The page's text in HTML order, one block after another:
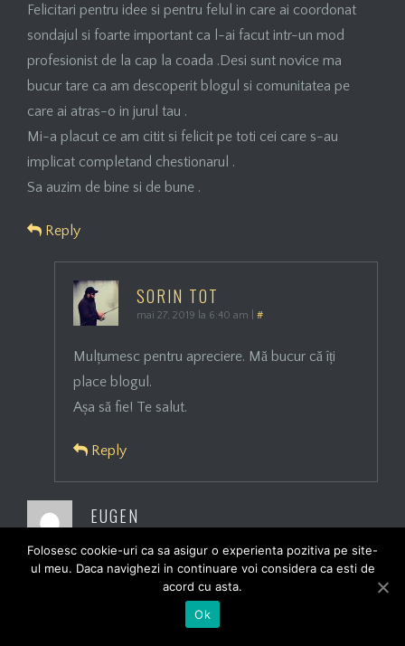
Felicitari pentru idee si pentru felul in care ai coordonat
sondajul si foarte important ca l-ai facut intr-un mod
profesionist de la cap la coada .Desi sunt novice ma
bucur tare ca am descoperit blogul si comunitatea pe
care ai atras-o in jurul tau .
Mi-a placut ce am citit si felicit pe toti cei care s-au
implicat completand chestionarul .
Sa auzim de bine si de bune .
Reply
SORIN TOT
mai 27, 2019 la 6:40 am #
Mulțumesc pentru apreciere. Mă bucur că îți
place blogul.
Așa să fie! Te salut.
Reply
EUGEN
Felicitari !
Folosesc cookie-uri ca sa asigur o experienta pozitiva pe site-
ul meu. Daca navighezi in continuare voi considera ca esti de
acord cu asta.
Ok